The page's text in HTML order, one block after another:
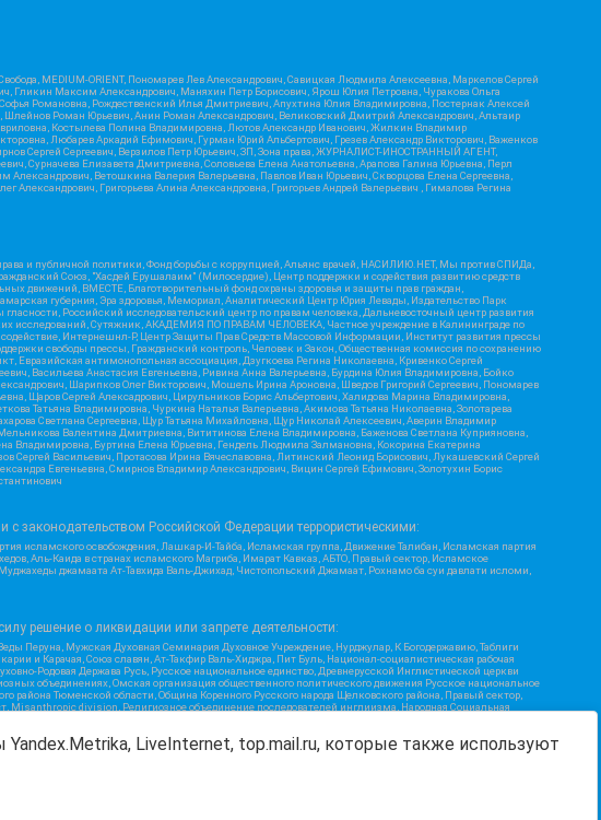
MEDIUM-ORIENT, Пономарев Лев Александрович, Савицкая Людмила Алексеевна, Маркелов Сергей
Гликин Максим Александрович, Маняхин Петр Борисович, Ярош Юлия Петровна, Чуракова Ольга
Романовна, Рождественский Илья Дмитриевич, Апухтина Юлия Владимировна, Постернак Алексей
Роман Юрьевич, Анин Роман Александрович, Великовский Дмитрий Александрович, Альтаир
Костылева Полина Владимировна, Лютов Александр Иванович, Жилкин Владимир
Любарев Аркадий Ефимович, Гурман Юрий Альбертович, Грезев Александр Викторович, Важенков
Сергей Сергеевич, Верзилов Петр Юрьевич, ЗП, Зона права, ЖУРНАЛИСТ-ИНОСТРАННЫЙ АГЕНТ,
Сурначева Елизавета Дмитриевна, Соловьева Елена Анатольевна, Арапова Галина Юрьевна, Перл
Ветошкина Валерия Валерьевна, Павлов Иван Юрьевич, Скворцова Елена Сергеевна,
Григорьева Алина Александровна, Григорьев Андрей Валерьевич , Гималова Регина
и публичной политики, Фонд борьбы с коррупцией, Альянс врачей, НАСИЛИЮ.НЕТ, Мы против СПИДа,
Союз, "Хасдей Ерушалаим" (Милосердие), Центр поддержки и содействия развитию средств
движений, ВМЕСТЕ, Благотворительный фонд охраны здоровья и защиты прав граждан,
губерния, Эра здоровья, Мемориал, Аналитический Центр Юрия Левады, Издательство Парк
Российский исследовательский центр по правам человека, Дальневосточный центр развития
исследований, Сутяжник, АКАДЕМИЯ ПО ПРАВАМ ЧЕЛОВЕКА, Частное учреждение в Калининграде по
Интернешнл-Р, Центр Защиты Прав Средств Массовой Информации, Институт развития прессы
свободы прессы, Гражданский контроль, Человек и Закон, Общественная комиссия по сохранению
антимонопольная ассоциация, Дзугкоева Регина Николаевна, Кривенко Сергей
Васильева Анастасия Евгеньевна, Ривина Анна Валерьевна, Бурдина Юлия Владимировна, Бойко
Шарипков Олег Викторович, Мошель Ирина Ароновна, Шведов Григорий Сергеевич, Пономарев
Щаров Сергей Алексадрович, Цирульников Борис Альбертович, Халидова Марина Владимировна,
Татьяна Владимировна, Чуркина Наталья Валерьевна, Акимова Татьяна Николаевна, Золотарева
Светлана Сергеевна, Щур Татьяна Михайловна, Щур Николай Алексеевич, Аверин Владимир
Валентина Дмитриевна, Вититинова Елена Владимировна, Баженова Светлана Куприяновна,
Владимировна, Буртина Елена Юрьевна, Гендель Людмила Залмановна, Кокорина Екатерина
Васильевич, Протасова Ирина Вячеславовна, Литинский Леонид Борисович, Лукашевский Сергей
Евгеньевна, Смирнов Владимир Александрович, Вицин Сергей Ефимович, Золотухин Борис
законодательством Российской Федерации террористическими:
исламского освобождения, Лашкар-И-Тайба, Исламская группа, Движение Талибан, Исламская партия
Аль-Каида в странах исламского Магриба, Имарат Кавказ, АБТО, Правый сектор, Исламское
джамаата Ат-Тавхида Валь-Джихад, Чистопольский Джамаат, Рохнамо ба суи давлати исломи,
решение о ликвидации или запрете деятельности:
Перуна, Мужская Духовная Семинария Духовное Учреждение, Нурджулар, К Богодержавию, Таблиги
и Карачая, Союз славян, Ат-Такфир Валь-Хиджра, Пит Буль, Национал-социалистическая рабочая
Родовая Держава Русь, Русское национальное единство, Древнерусской Инглистической церкви
объединениях, Омская организация общественного политического движения Русское национальное
Тюменской области, Община Коренного Русского народа Щелковского района, Правый сектор,
Misanthropic division, Религиозное объединение последователей инглиизма, Народная Социальная
W.H.С., Фалунь Дафа, Иртыш Ultras, Русский Патриотический клуб-Новокузнецк/РПК, Сибирский
LiveInternet, top.mail.ru, которые также используют